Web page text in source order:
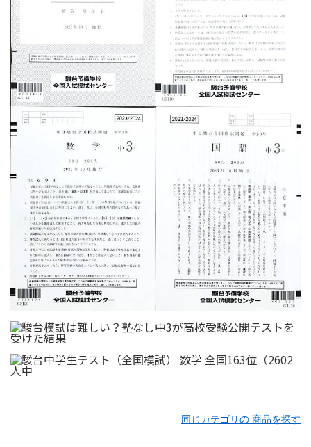
同じカテゴリの 商品を探す